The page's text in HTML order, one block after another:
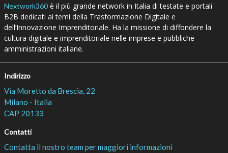
Nextwork360è il più grande network in Italia di testate e portali
B2B dedicati ai temi della Trasformazione Digitale e
dell’Innovazione Imprenditoriale. Ha la missione di diffondere la
cultura digitale e imprenditoriale nelle imprese e pubbliche
amministrazioni italiane.
Indirizzo
Via Moretto da Brescia, 22
Milano - Italia
CAP 20133
Contatti
Contatta il nostro team per maggiori informazioni